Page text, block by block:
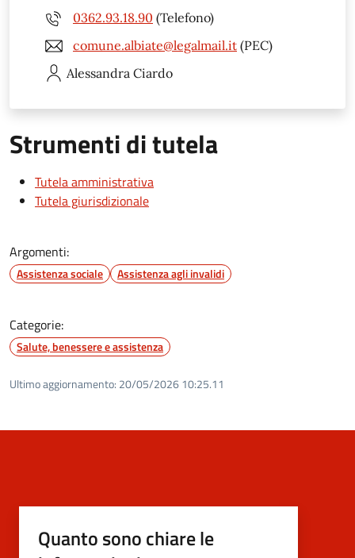
0362.93.18.90 (Telefono)
comune.albiate@legalmail.it (PEC)
Alessandra Ciardo
Strumenti di tutela
Tutela amministrativa
Tutela giurisdizionale
Argomenti:
Assistenza sociale Assistenza agli invalidi
Categorie:
Salute, benessere e assistenza
Ultimo aggiornamento: 20/05/2026 10:25.11
Quanto sono chiare le